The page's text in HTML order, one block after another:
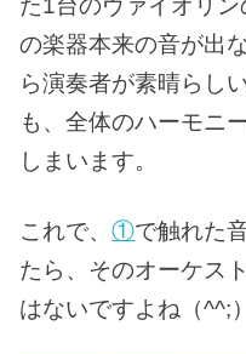
た1台のヴァイオリ
の楽器本来の音が出
ら演奏者が素晴らし
も、全体のハーモニ
しまいます。
これで、①で触れた
たら、そのオーケス
はないですよね（^^;